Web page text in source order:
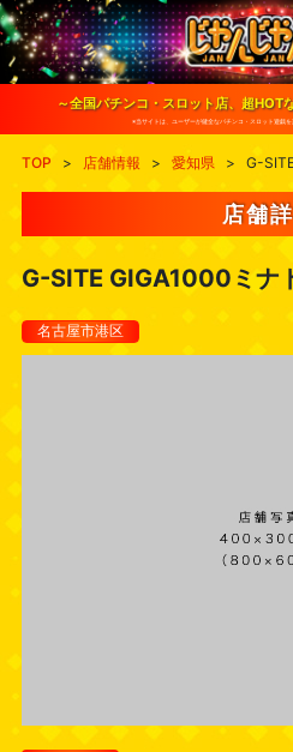
S
k
i
o
～全国パチンコ・スロット店、超HOT
※当サイトは、ユーザーが健全なパチンコ・スロット遊戯を
TOP > 店舗情報 > 愛知県 > G-
店舗
G-SITE GIGA1000ミナ
名古屋市港区